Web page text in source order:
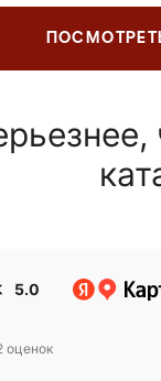
5.0
оценок